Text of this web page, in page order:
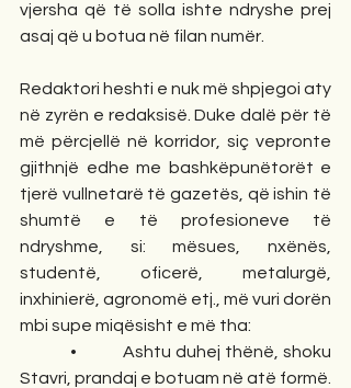
vjersha që të solla ishte ndryshe prej
asaj që u botua në filan numër.
Redaktori heshti e nuk më shpjegoi aty
në zyrën e redaksisë. Duke dalë për të
më përcjellë në korridor, siç vepronte
gjithnjë edhe me bashkëpunëtorët e
tjerë vullnetarë të gazetës, që ishin të
shumtë e të profesioneve të
ndryshme, si: mësues, nxënës,
studentë, oficerë, metalurgë,
inxhinierë, agronomë etj., më vuri dorën
mbi supe miqësisht e më tha:
•           Ashtu duhej thënë, shoku
Stavri, prandaj e botuam në atë formë.